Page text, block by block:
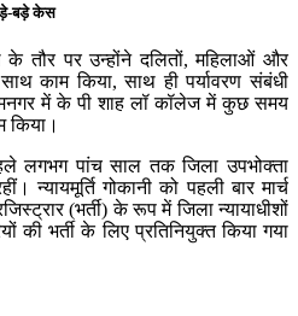
बड़े केस
के तौर पर उन्होंने दलितों, महिलाओं और
काम किया, साथ ही पर्यावरण संबंधी
में के पी शाह लॉ कॉलेज में कुछ समय
किया।
लगभग पांच साल तक जिला उपभोक्ता
न्यायमूर्ति गोकानी को पहली बार मार्च
(भर्ती) के रूप में जिला न्यायाधीशों
भर्ती के लिए प्रतिनियुक्त किया गया